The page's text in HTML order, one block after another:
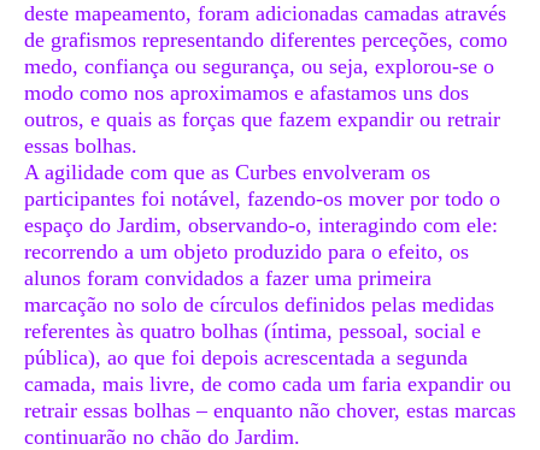
deste mapeamento, foram adicionadas camadas através
de grafismos representando diferentes perceções, como
medo, confiança ou segurança, ou seja, explorou-se o
modo como nos aproximamos e afastamos uns dos
outros, e quais as forças que fazem expandir ou retrair
essas bolhas.
A agilidade com que as Curbes envolveram os
participantes foi notável, fazendo-os mover por todo o
espaço do Jardim, observando-o, interagindo com ele:
recorrendo a um objeto produzido para o efeito, os
alunos foram convidados a fazer uma primeira
marcação no solo de círculos definidos pelas medidas
referentes às quatro bolhas (íntima, pessoal, social e
pública), ao que foi depois acrescentada a segunda
camada, mais livre, de como cada um faria expandir ou
retrair essas bolhas – enquanto não chover, estas marcas
continuarão no chão do Jardim.